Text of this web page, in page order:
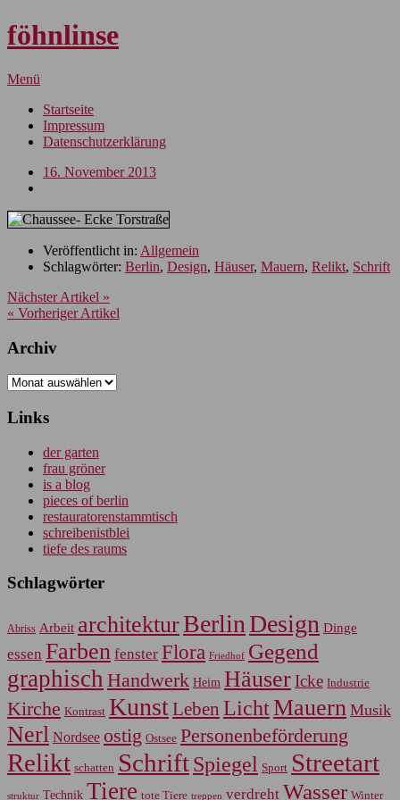
föhnlinse
Menü
Startseite
Impressum
Datenschutzerklärung
16. November 2013
Veröffentlicht in: Allgemein
Schlagwörter: Berlin, Design, Häuser, Mauern, Relikt, Schrift
Nächster Artikel »
« Vorheriger Artikel
Archiv
Archiv
Links
der garten
frau gröner
is a blog
pieces of berlin
restauratorenstammtisch
schreibenistblei
tiefe des raums
Schlagwörter
Abriss Arbeit architekturBerlin Design Dinge
essen Farben fenster Flora Friedhof Gegend
graphisch Handwerk Heim HäuserIcke Industrie
Kirche Kontrast KunstLeben LichtMauern Musik
Nerl Nordsee ostig Ostsee Personenbeförderung
Relikt schatten SchriftSpiegel Sport Streetart
struktur Technik Tiere tote Tiere treppen verdreht Wasser Winter